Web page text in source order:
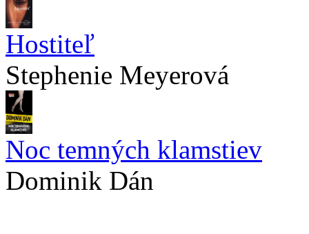
Hostiteľ
Stephenie Meyerová
Noc temných klamstiev
Dominik Dán